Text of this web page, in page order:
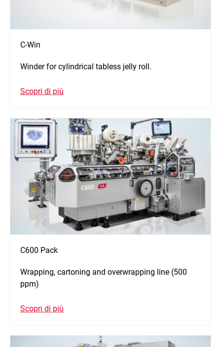
C-Win
Winder for cylindrical tabless jelly roll.
Scopri di più
C600 Pack
Wrapping, cartoning and overwrapping line (500
ppm)
Scopri di più